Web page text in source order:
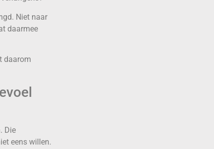
Niet naar
daarmee
daarom
Die
eens willen.